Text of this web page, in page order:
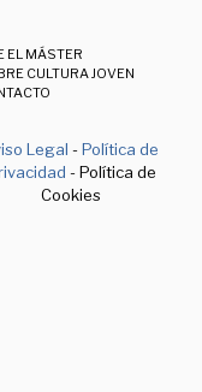
EL MÁSTER
CULTURA JOVEN
Legal -Política de
- Política de
Cookies